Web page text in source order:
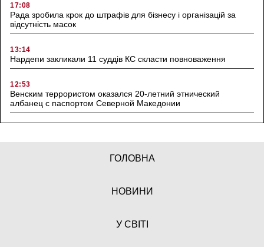
17:08
Рада зробила крок до штрафів для бізнесу і організацій за
відсутність масок
13:14
Нардепи закликали 11 суддів КС скласти повноваження
12:53
Венским террористом оказался 20-летний этнический
албанец с паспортом Северной Македонии
ГОЛОВНА
НОВИНИ
У СВІТІ